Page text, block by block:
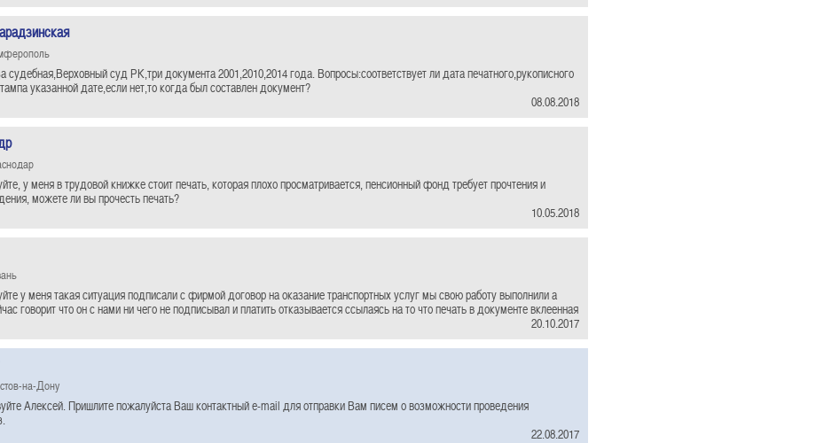
судебная,Верховный суд РК,три документа 2001,2010,2014 года. Вопросы:соответствует ли дата печатного,рукописного
указанной дате,если нет,то когда был составлен документ?
08.08.2018
у меня в трудовой книжке стоит печать, которая плохо просматривается, пенсионный фонд требует прочтения и
можете ли вы прочесть печать?
10.05.2018
у меня такая ситуация подписали с фирмой договор на оказание транспортных услуг мы свою работу выполнили а
говорит что он с нами ни чего не подписывал и платить отказывается ссылаясь на то что печать в документе вклеенная
20.10.2017
на-Дону
Алексей. Пришлите пожалуйста Ваш контактный e-mail для отправки Вам писем о возможности проведения
22.08.2017